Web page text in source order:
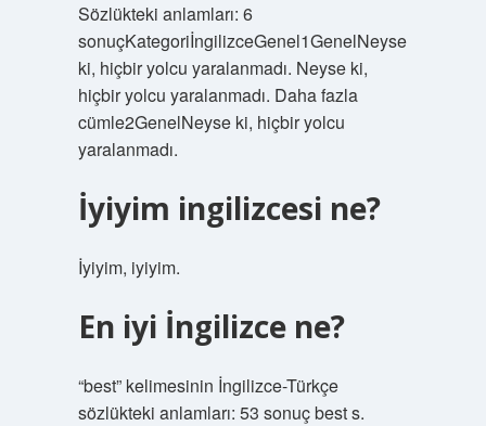
Sözlükteki anlamları: 6
sonuçKategoriİngilizceGenel1GenelNeyse
ki, hiçbir yolcu yaralanmadı. Neyse ki,
hiçbir yolcu yaralanmadı. Daha fazla
cümle2GenelNeyse ki, hiçbir yolcu
yaralanmadı.
İyiyim ingilizcesi ne?
İyiyim, iyiyim.
En iyi İngilizce ne?
“best” kelimesinin İngilizce-Türkçe
sözlükteki anlamları: 53 sonuç best s.